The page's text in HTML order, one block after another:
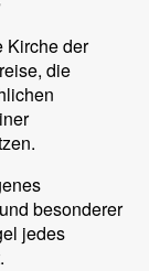
Kirche der
die
besonderer
jedes